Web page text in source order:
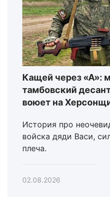
Кащей через «А»:
тамбовский
воюет на
История про
войска дяди Васи,
плеча.
02.08.2026